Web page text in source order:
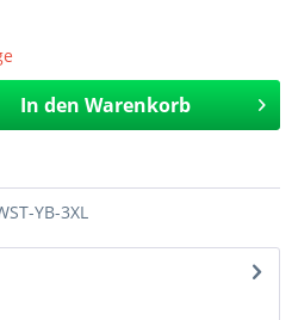
In den Warenkorb
YB-3XL